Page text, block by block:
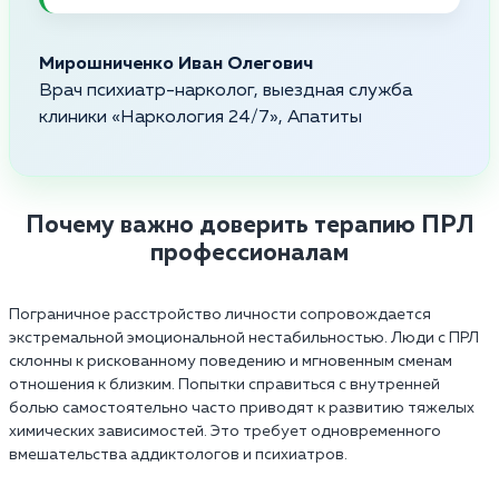
Мирошниченко Иван Олегович
Врач психиатр-нарколог, выездная служба
клиники «Наркология 24/7», Апатиты
Почему важно доверить терапию ПРЛ
профессионалам
Пограничное расстройство личности сопровождается
экстремальной эмоциональной нестабильностью. Люди с ПРЛ
склонны к рискованному поведению и мгновенным сменам
отношения к близким. Попытки справиться с внутренней
болью самостоятельно часто приводят к развитию тяжелых
химических зависимостей. Это требует одновременного
вмешательства аддиктологов и психиатров.